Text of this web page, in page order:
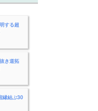
する超
き道拓
縁結ぶ30